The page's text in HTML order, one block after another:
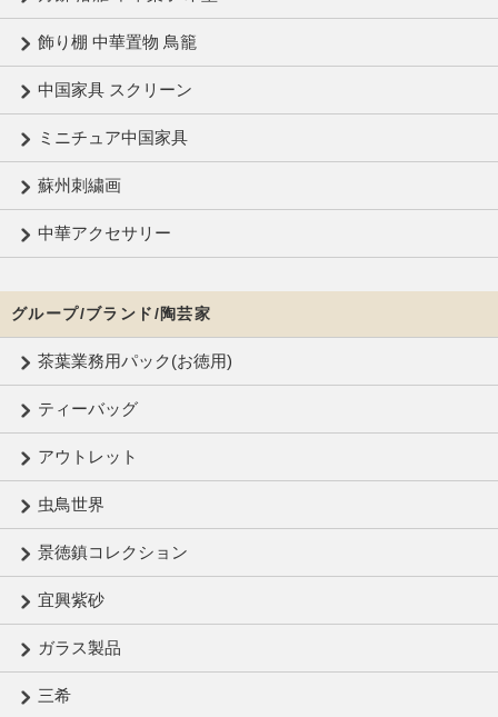
飾り棚 中華置物 鳥籠
中国家具 スクリーン
ミニチュア中国家具
蘇州刺繍画
中華アクセサリー
グループ/ブランド/陶芸家
茶葉業務用パック(お徳用)
ティーバッグ
アウトレット
虫鳥世界
景徳鎮コレクション
宜興紫砂
ガラス製品
三希